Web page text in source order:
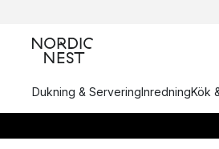
Dukning & ServeringInredningKök